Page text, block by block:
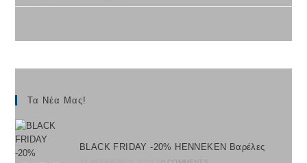
Τα Νέα Μας!
BLACK FRIDAY -20% HENNEKEN Βαρέλες